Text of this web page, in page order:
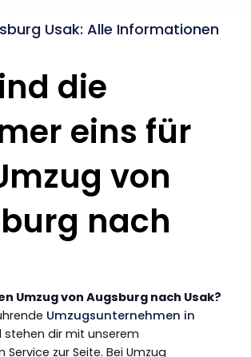
Usak: Alle Informationen
die
eins für
von
nach
Umzug von Augsburg nach Usak?
Umzugsunternehmen in
stehen dir mit unserem
zur Seite. Bei Umzug